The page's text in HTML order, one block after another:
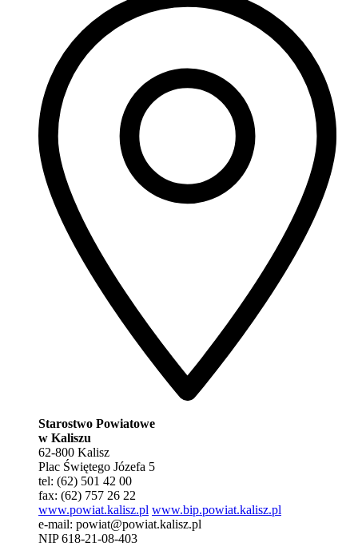
Starostwo Powiatowe
w Kaliszu
62-800 Kalisz
Plac Świętego Józefa 5
tel: (62) 501 42 00
fax: (62) 757 26 22
www.powiat.kalisz.pl www.bip.powiat.kalisz.pl
e-mail: powiat@powiat.kalisz.pl
NIP 618-21-08-403